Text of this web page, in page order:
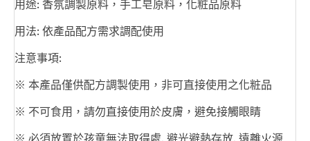
用途: 香氛調製原料，手工皂原料，化粧品原料
用法: 依產品配方需求調配使用
注意事項:
※ 本產品僅供配方調製使用，非可直接使用之化粧品
※ 不可食用，請勿直接使用於皮膚，避免接觸眼睛